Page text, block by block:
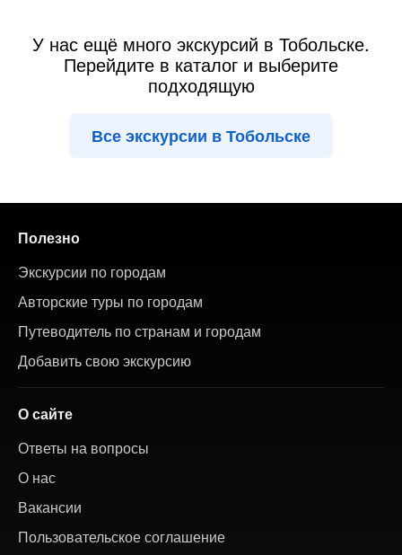
У нас ещё много экскурсий в Тобольске.
Перейдите в каталог и выберите
подходящую
Все экскурсии в Тобольске
Полезно
Экскурсии по городам
Авторские туры по городам
Путеводитель по странам и городам
Добавить свою экскурсию
О сайте
Ответы на вопросы
О нас
Вакансии
Пользовательское соглашение